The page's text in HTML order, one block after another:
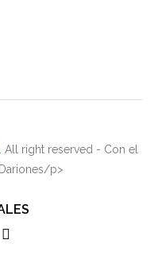
. All right reserved - Con el
p>